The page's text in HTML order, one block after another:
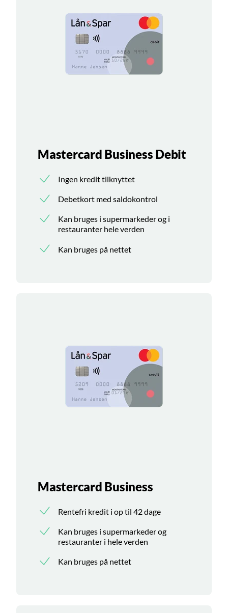
Mastercard Business Debit
Ingen kredit tilknyttet
Debetkort med saldokontrol
Kan bruges i supermarkeder og i
restauranter hele verden
Kan bruges på nettet
Mastercard Business
Rentefri kredit i op til 42 dage
Kan bruges i supermarkeder og
restauranter i hele verden
Kan bruges på nettet